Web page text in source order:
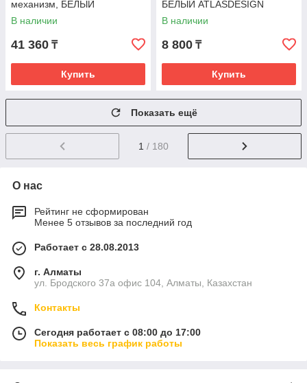
механизм, БЕЛЫЙ
ATLASDESIGN
В наличии
41 360 ₸
Купить
БЕЛЫЙ ATLASDESIGN
В наличии
8 800 ₸
Купить
Показать ещё
1 / 180
О нас
Рейтинг не сформирован
Менее 5 отзывов за последний год
Работает с 28.08.2013
г. Алматы
ул. Бродского 37а офис 104, Алматы, Казахстан
Контакты
Сегодня работает с 08:00 до 17:00
Показать весь график работы